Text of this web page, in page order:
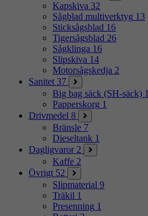
Kapskiva 32
Sågblad multiverktyg 13
Sticksågsblad 16
Tigersågsblad 26
Sågklinga 16
Slipskiva 14
Motorsågskedja 2
Sanitet 37
Big bag säck (SH-säck) 1
Papperskorg 1
Drivmedel 8
Bränsle 7
Dieseltank 1
Dagligvaror 2
Kaffe 2
Övrigt 52
Slipmaterial 9
Träkil 1
Presenning 1